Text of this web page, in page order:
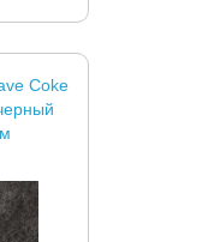
Coke